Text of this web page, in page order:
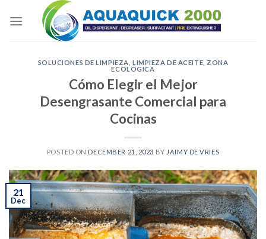
SOLUCIONES DE LIMPIEZA LIMPIEZA DE ACEITE ZONA
ECOLÓGICA
Cómo Elegir el Mejor
Desengrasante Comercial para
Cocinas
POSTED ON DECEMBER 21, 2023 BY JAIMY DE VRIES
21
Dec